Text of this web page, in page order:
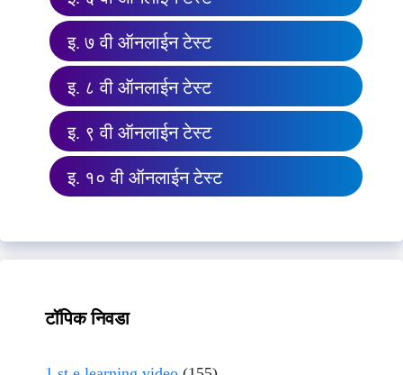
इ. ७ वी ऑनलाईन टेस्ट
इ. ८ वी ऑनलाईन टेस्ट
इ. ९ वी ऑनलाईन टेस्ट
इ. १० वी ऑनलाईन टेस्ट
टॉपिक निवडा